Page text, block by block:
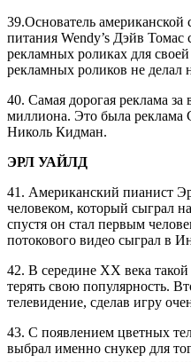
39.Основатель американской
питания Wendy’s Дэйв Томас
рекламных роликах для
рекламных роликов не делал
40. Самая дорогая реклама
миллиона. Это была реклама
Николь Кидман.
ЭРЛ УАЙЛД
41. Американский пианист
человеком, который сыграл
спустя он стал первым
потокового видео сыграл в
42. В середине XX века
терять свою популярность.
телевидение, сделав игру
43. С появлением цветных
выбрал именно снукер для